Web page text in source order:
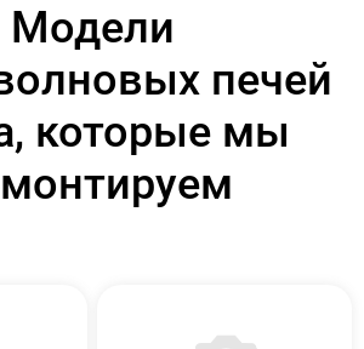
Модели
печей
которые мы